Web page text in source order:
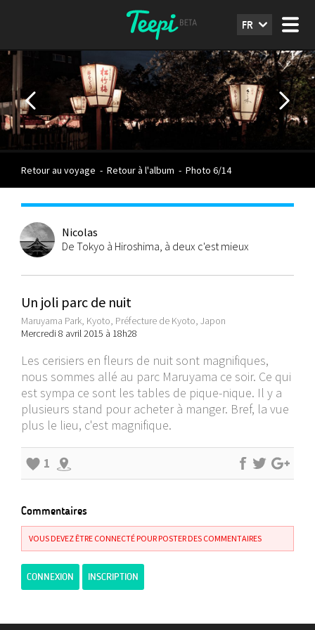
FR
Retour au voyage - Retour à l'album - Photo 6/14
Nicolas
De Tokyo à Hiroshima, à deux c'est mieux
Un joli parc de nuit
Maruyama Park, Kyoto, Préfecture de Kyoto, Japon
Mercredi 8 avril 2015 à 18h28
Les cerisiers en fleurs de nuit sont magnifiques,
nous sommes allé au parc Maruyama ce soir. Ce qui
est sympa ce sont les tables de pique-nique. Il y a
plusieurs stand pour acheter à manger. Bref, la vue
plus le lieu, c'est magnifique.
1
Commentaires
VOUS DEVEZ ÊTRE CONNECTÉ POUR POSTER DES COMMENTAIRES
CONNEXION INSCRIPTION